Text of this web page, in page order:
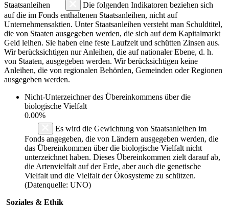
Staatsanleihen
Die folgenden Indikatoren beziehen sich
auf die im Fonds enthaltenen Staatsanleihen, nicht auf
Unternehmensaktien. Unter Staatsanleihen versteht man Schuldtitel,
die von Staaten ausgegeben werden, die sich auf dem Kapitalmarkt
Geld leihen. Sie haben eine feste Laufzeit und schütten Zinsen aus.
Wir berücksichtigen nur Anleihen, die auf nationaler Ebene, d. h.
von Staaten, ausgegeben werden. Wir berücksichtigen keine
Anleihen, die von regionalen Behörden, Gemeinden oder Regionen
ausgegeben werden.
Nicht-Unterzeichner des Übereinkommens über die
biologische Vielfalt
0.00%
Es wird die Gewichtung von Staatsanleihen im
Fonds angegeben, die von Ländern ausgegeben werden, die
das Übereinkommen über die biologische Vielfalt nicht
unterzeichnet haben. Dieses Übereinkommen zielt darauf ab,
die Artenvielfalt auf der Erde, aber auch die genetische
Vielfalt und die Vielfalt der Ökosysteme zu schützen.
(Datenquelle: UNO)
Soziales & Ethik